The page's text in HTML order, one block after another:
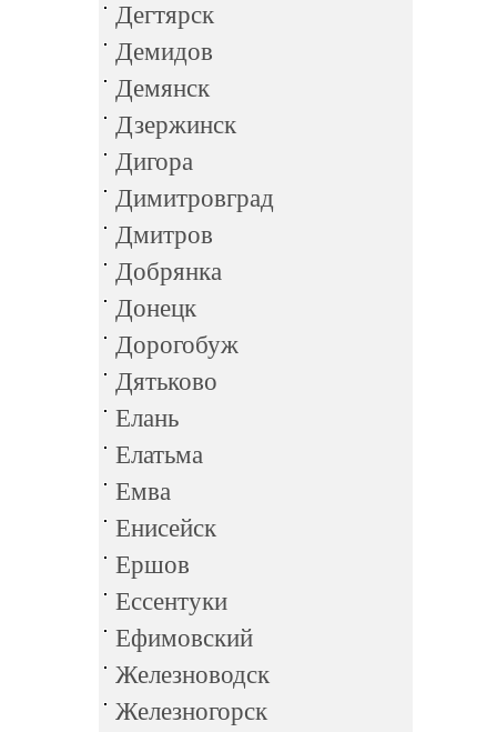
Дегтярск
Демидов
Демянск
Дзержинск
Дигора
Димитровград
Дмитров
Добрянка
Донецк
Дорогобуж
Дятьково
Елань
Елатьма
Емва
Енисейск
Ершов
Ессентуки
Ефимовский
Железноводск
Железногорск